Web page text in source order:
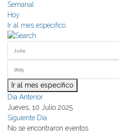
Semanal
Hoy
Ir al mes específico
Ir al mes específico
Día Anterior
Jueves, 10 Julio 2025
Siguiente Día
No se encontraron eventos